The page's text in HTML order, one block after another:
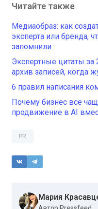
Читайте также
Медиаобраз: как
эксперта или бренда,
запомнили
Экспертные цитаты за
архив записей, когда
6 правил написания
Почему бизнес все
продвижение в AI
PR
Мария